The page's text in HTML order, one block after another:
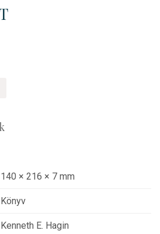
Current
140 × 216 × 7 mm
Könyv
Kenneth E. Hagin